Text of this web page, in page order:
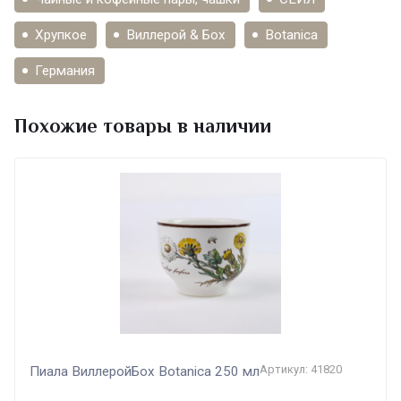
стабильное качество, это одновременно
художественные мастерские и высоко
технологичное промышленное
производство.
знаменитый бренд, известный во всем
истории, переживший кровопролитные
Хрупкое Виллерой & Бох Botanica
Германия
Похожие товары в наличии
Пиала ВиллеройБох Botanica 250 млАртикул: 41820